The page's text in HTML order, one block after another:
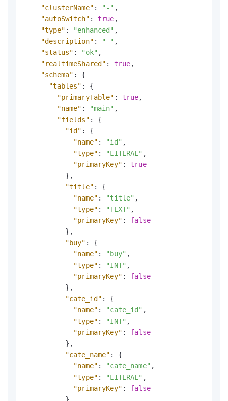
"clusterName" : "-" ,
"autoSwitch" : true,
"type" : "enhanced" ,
"description" : "-" ,
"status" : "ok" ,
"realtimeShared" : true,
"schema" :
{
"tables" :
{
"primaryTable" : true,
"name" : "main" ,
"fields" :
{
"id" :
{
"name" : "id" ,
"type" : "LITERAL" ,
"primaryKey" :
true
} ,
"title" :
{
"name" : "title" ,
"type" : "TEXT" ,
"primaryKey" :
false
} ,
"buy" :
{
"name" : "buy" ,
"type" : "INT" ,
"primaryKey" :
false
} ,
"cate_id" :
{
"name" : "cate_id" ,
"type" : "INT" ,
"primaryKey" :
false
} ,
"cate_name" :
{
"name" : "cate_name" ,
"type" : "LITERAL" ,
"primaryKey" :
false